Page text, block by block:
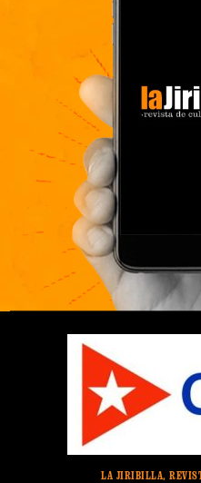
LA JIRIBILLA,